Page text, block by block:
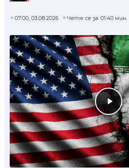
07:00, 03.08.2026 Чете се за: 01:40 мин.